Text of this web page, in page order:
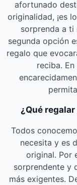
afortunado
originalidad, ¡es
sorprenda a ti
segunda opción
regalo que
reciba.
¿Qué
Todos
necesita y es
original. Por
sorprendente y
más exigentes.